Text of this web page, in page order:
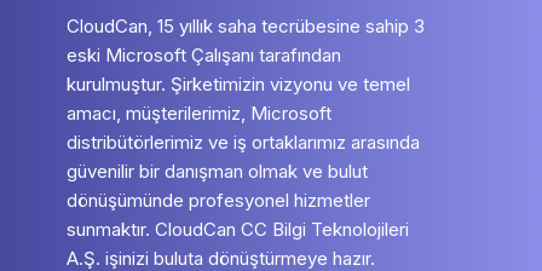
CloudCan, 15 yıllık saha tecrübesine sahip 3
eski Microsoft Çalışanı tarafından
kurulmuştur. Şirketimizin vizyonu ve temel
amacı, müşterilerimiz, Microsoft
distribütörlerimiz ve iş ortaklarımız arasında
güvenilir bir danışman olmak ve bulut
dönüşümünde profesyonel hizmetler
sunmaktır. CloudCan CC Bilgi Teknolojileri
A.Ş. işinizi buluta dönüştürmeye hazır.